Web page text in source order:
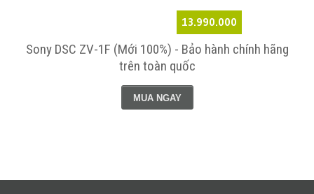
13.990.000
Sony DSC ZV-1F (Mới 100%) - Bảo hành chính hãng
trên toàn quốc
MUA NGAY